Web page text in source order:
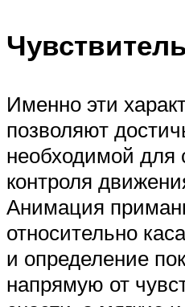
Именно эти
позволяют
необходимой для
контроля
Анимация
относительно
и определение
напрямую от